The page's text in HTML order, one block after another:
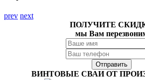
prev next
ПОЛУЧИТЕ
мы Вам
ВИНТОВЫЕ СВАИ ОТ